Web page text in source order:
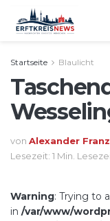
Startseite Blaulicht
von Alexander Franz
Lesezeit: 1 Min.
Warning: Trying to
in /var/www/